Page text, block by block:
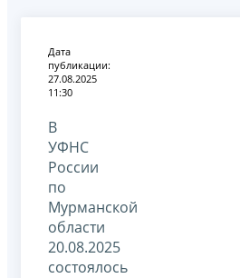
Дата
публикации:
27.08.2025
11:30
В
УФНС
России
по
Мурманской
области
20.08.2025
состоялось